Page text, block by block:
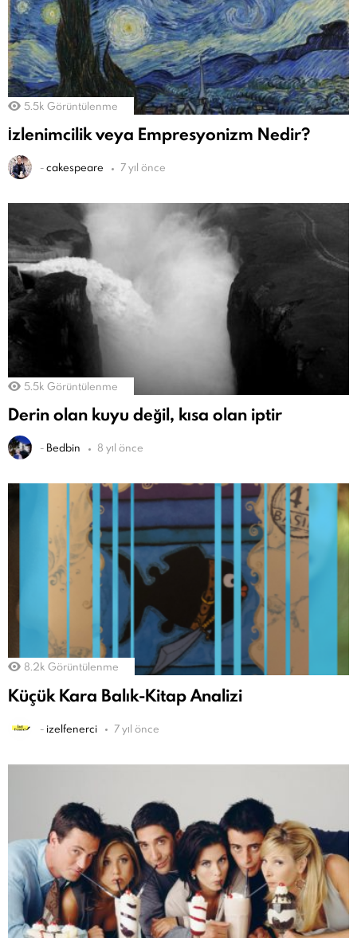
5.5k Görüntülenme
İzlenimcilik veya Empresyonizm Nedir?
-cakespeare 7 yıl önce
5.5k Görüntülenme
Derin olan kuyu değil, kısa olan iptir
- Bedbin 8 yıl önce
8.2k Görüntülenme
Küçük Kara Balık-Kitap Analizi
- izelfenerci 7 yıl önce